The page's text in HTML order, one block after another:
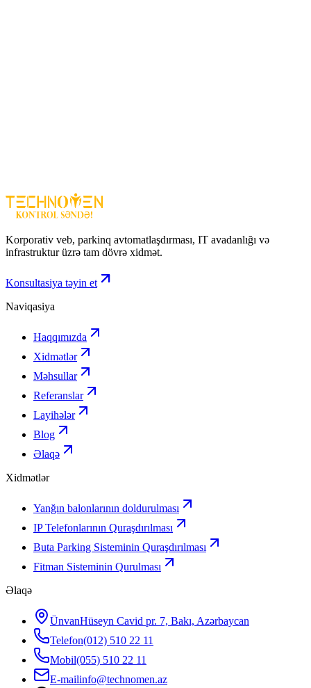
nizam və effektivlik təmin edən vacib avadanlıqdır.
Korporativ veb, parkinq avtomatlaşdırması, IT avadanlığı və
infrastruktur üzrə tam dövrə xidmət.
Konsultasiya təyin et
Naviqasiya
Haqqımızda
Xidmətlər
Məhsullar
Referanslar
Layihələr
Blog
Əlaqə
Xidmətlər
Yanğın balonlarının doldurulması
IP Telefonlarının Quraşdırılması
Buta Parking Sisteminin Quraşdırılması
Fitman Sisteminin Qurulması
Əlaqə
ÜnvanHüseyn Cavid pr. 7, Bakı, Azərbaycan
Telefon(012) 510 22 11
Mobil(055) 510 22 11
E-mailinfo@technomen.az